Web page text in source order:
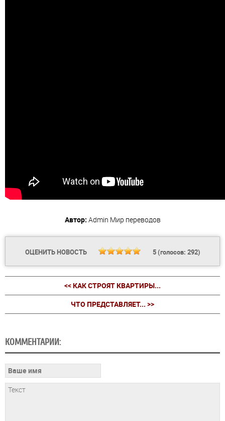
Автор: Admin Мир переводов
ОЦЕНИТЬ НОВОСТЬ 5(голосов: 292)
<< КАК СТРОЯТ КВАРТИРЫ...
ЧТО ПРЕДСТАВЛЯЕТ... >>
КОММЕНТАРИИ: